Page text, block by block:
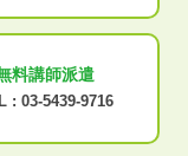
料講師派遣
: 03-5439-9716